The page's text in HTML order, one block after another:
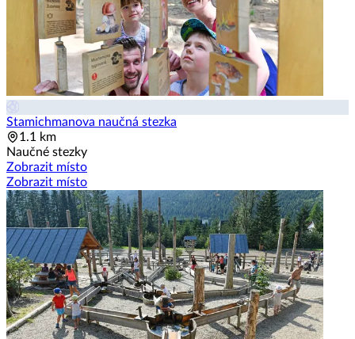
Stamichmanova naučná stezka
1.1 km
Naučné stezky
Zobrazit místo
Zobrazit místo